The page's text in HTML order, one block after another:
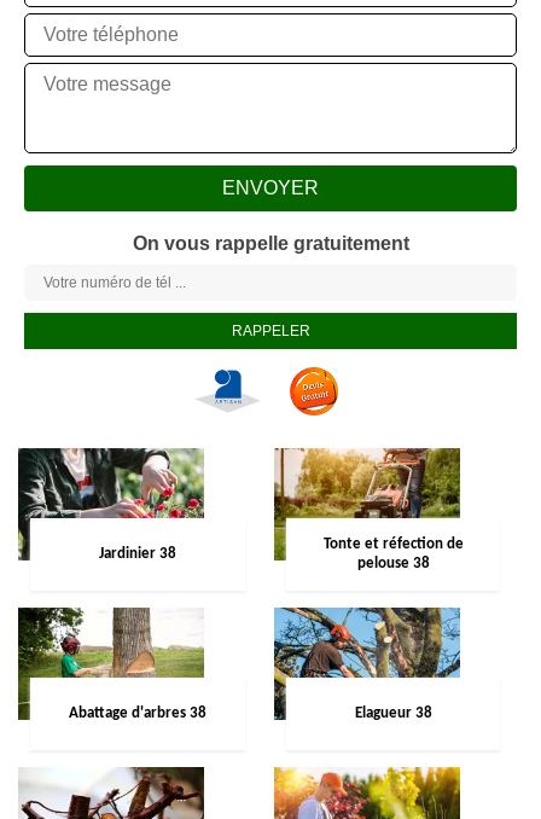
On vous rappelle gratuitement
Jardinier 38
Tonte et réfection de
pelouse 38
Abattage d'arbres 38 Elagueur 38